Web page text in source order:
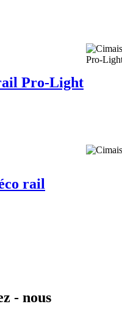
Pro-Light
rail
- nous